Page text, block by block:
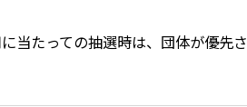
当たっての抽選時は、団体が優先さ